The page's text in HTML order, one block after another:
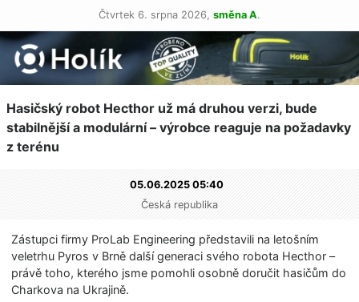
Čtvrtek 6. srpna 2026, směna A.
Hasičský robot Hecthor už má druhou verzi, bude
stabilnější a modulární – výrobce reaguje na požadavky
z terénu
05.06.2025 05:40
Česká republika
Zástupci firmy ProLab Engineering představili na letošním
veletrhu Pyros v Brně další generaci svého robota Hecthor –
právě toho, kterého jsme pomohli osobně doručit hasičům do
Charkova na Ukrajině.